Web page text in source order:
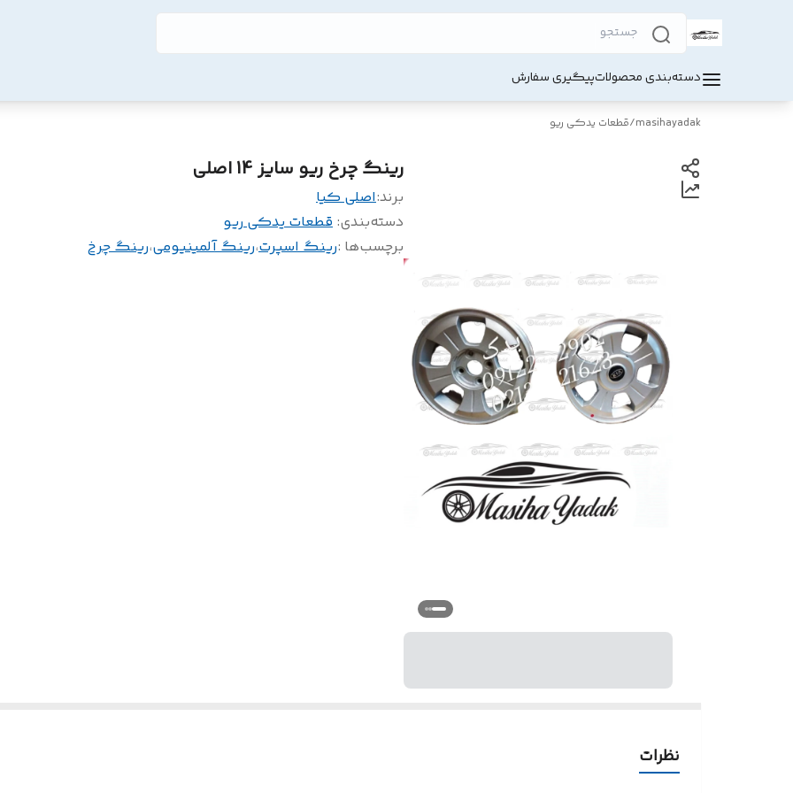
دسته‌بندی محصولاتپیگیری سفارش
masihayadak
/قطعات یدکی ریو
رینگ چرخ ریو سایز 14 اصلی
برند:اصلی کیا
دسته‌بندی: قطعات یدکی ریو
برچسب‌ها :رینگ اسپرت،رینگ آلمینیومی،رینگ چرخ
نظرات